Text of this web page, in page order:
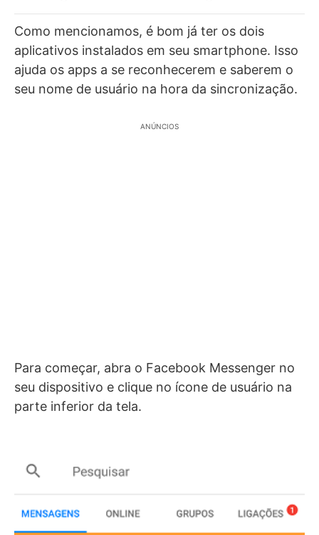
Como mencionamos, é bom já ter os dois
aplicativos instalados em seu smartphone. Isso
ajuda os apps a se reconhecerem e saberem o
seu nome de usuário na hora da sincronização.
ANÚNCIOS
Para começar, abra o Facebook Messenger no
seu dispositivo e clique no ícone de usuário na
parte inferior da tela.